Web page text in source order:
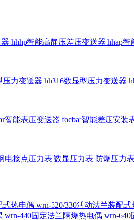
hhhp智能高静压差压变送器 hhap智
压力变送器 hh316数显型压力变送器
智能表压变送器 focbar智能差压安装
电接点压力表 数显压力表 防爆压力表
式热电偶 wrn-320/330活动法兰装配式
wrn-440固定法兰隔爆热电偶 wrn-640